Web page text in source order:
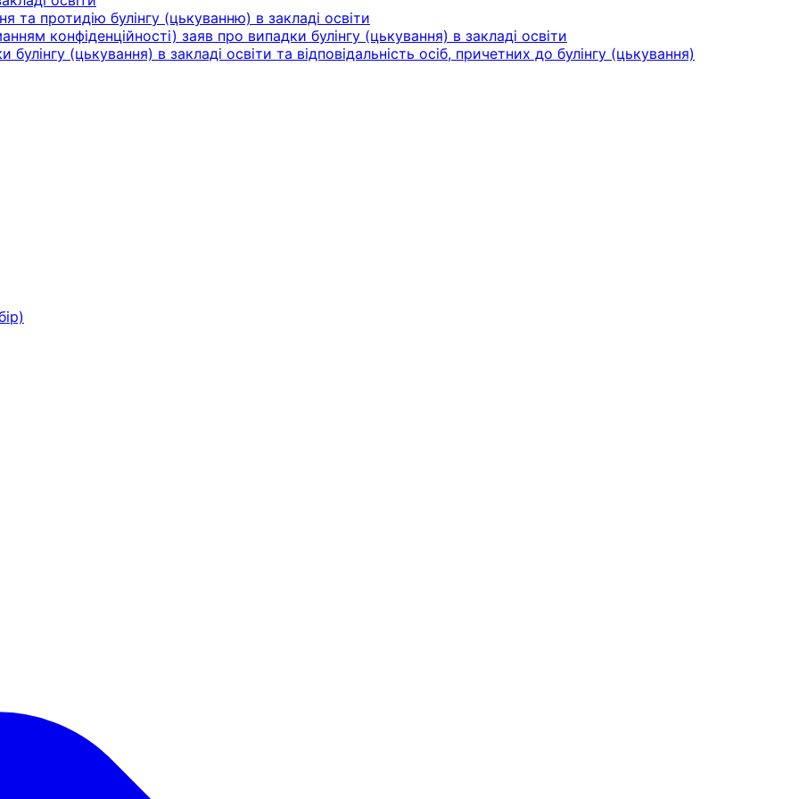
та протидію булінгу (цькуванню) в закладі освіти
конфіденційності) заяв про випадки булінгу (цькування) в закладі освіти
(цькування) в закладі освіти та відповідальність осіб, причетних до булінгу (цькування)